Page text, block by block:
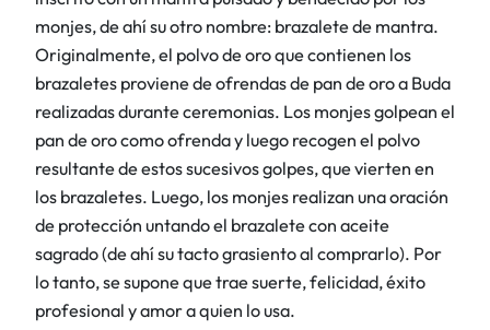
€
.
B
l
a
n
c
a
M
c
a
n
t
i
monjes, de ahí su otro nombre: brazalete de mantra.
Originalmente, el polvo de oro que contienen los
brazaletes proviene de ofrendas de pan de oro a Buda
realizadas durante ceremonias. Los monjes golpean el
pan de oro como ofrenda y luego recogen el polvo
resultante de estos sucesivos golpes, que vierten en
los brazaletes. Luego, los monjes realizan una oración
de protección untando el brazalete con aceite
sagrado (de ahí su tacto grasiento al comprarlo). Por
lo tanto, se supone que trae suerte, felicidad, éxito
profesional y amor a quien lo usa.